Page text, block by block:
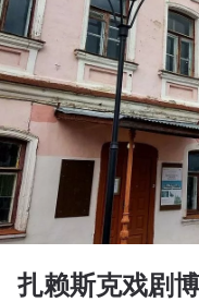
扎赖斯克戏剧